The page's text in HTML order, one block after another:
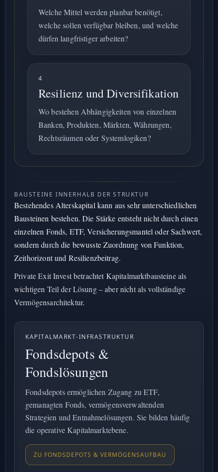
Welche Mittel werden planbar benötigt,
welche sollen verfügbar bleiben, und welche
dürfen langfristiger arbeiten?
4
Resilienz und Diversifikation
Wo bestehen Abhängigkeiten von einzelnen
Banken, Produkten, Märkten, Währungen,
Rechtsräumen oder Systemlogiken?
BAUSTEINE INNERHALB DER STRUKTUR
Bestehendes Alterskapital kann aus sehr unterschiedlichen
Bausteinen bestehen. Die Stärke entsteht nicht durch einen
einzelnen Fonds, ETF, Versicherungsmantel oder Sachwert,
sondern durch die bewusste Zuordnung von Funktion,
Zeithorizont und Resilienzbeitrag.
Private Exit Invest betrachtet Kapitalmarktbausteine als
wichtigen Teil der Lösung – aber nicht als vollständige
Vermögensarchitektur.
KAPITALMARKT-INFRASTRUKTUR
Fondsdepots &
Fondslösungen
Fondsdepots ermöglichen Zugang zu ETF,
gemanagten Fonds, vermögensverwaltenden
Strategien und Entnahmelösungen. Sie bilden häufig
die operative Kapitalmarktebene.
ZU FONDSDEPOTS & VERMÖGENSAUFBAU